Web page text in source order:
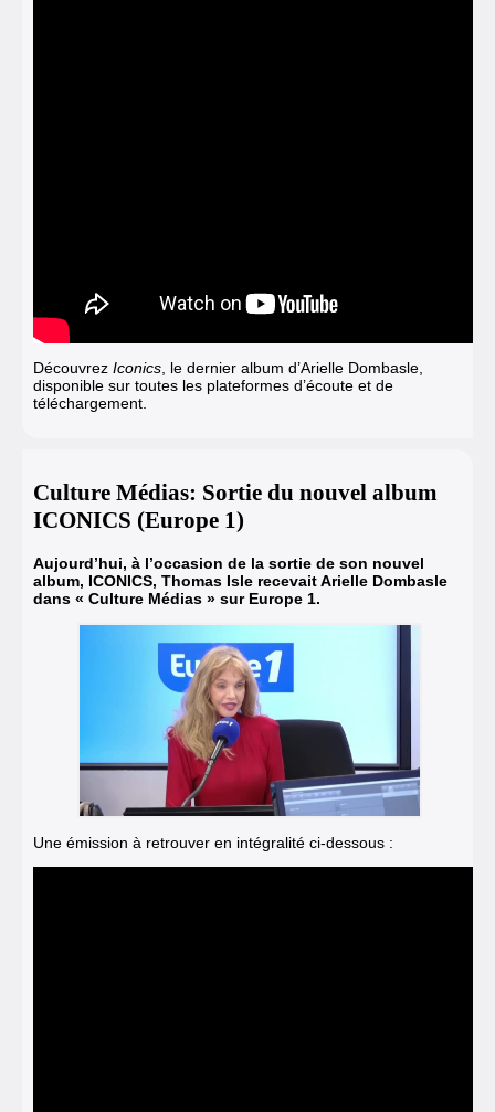
Découvrez Iconics , le dernier album d’Arielle Dombasle,
disponible sur toutes les plateformes d’écoute et de
téléchargement.
Culture Médias: Sortie du nouvel album
ICONICS (Europe 1)
Aujourd’hui, à l’occasion de la sortie de son nouvel
album, ICONICS, Thomas Isle recevait Arielle Dombasle
dans « Culture Médias » sur Europe 1.
Une émission à retrouver en intégralité ci-dessous :